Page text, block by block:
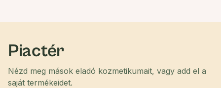
Piactér
Nézd meg mások eladó kozmetikumait, vagy add el a
saját termékeidet.